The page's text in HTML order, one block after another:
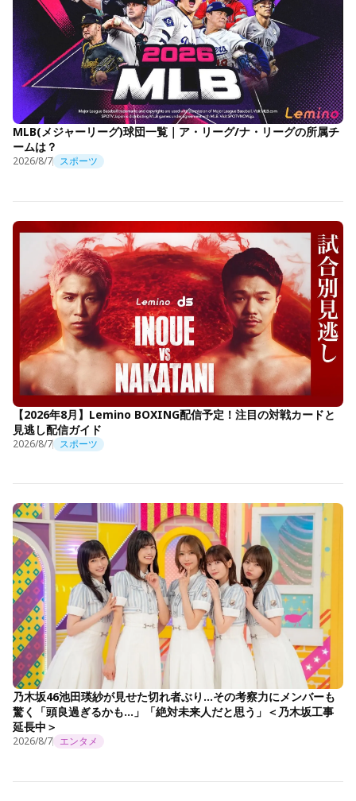
MLB(メジャーリーグ)球団一覧｜ア・リーグ/ナ・リーグの所属チ
ームは？
2026/8/7 スポーツ
【2026年8月】Lemino BOXING配信予定！注目の対戦カードと
見逃し配信ガイド
2026/8/7 スポーツ
乃木坂46池田瑛紗が見せた切れ者ぶり…その考察力にメンバーも
驚く「頭良過ぎるかも…」「絶対未来人だと思う」＜乃木坂工事
延長中＞
2026/8/7 エンタメ